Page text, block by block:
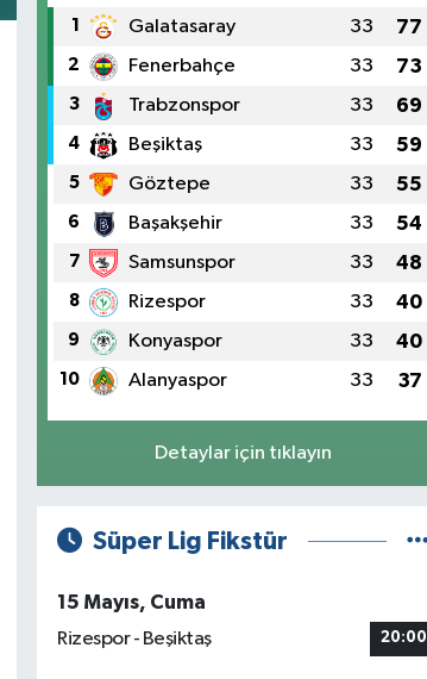
1 Galatasaray 33 77
2 Fenerbahçe 33 73
3 Trabzonspor 33 69
4 Beşiktaş 33 59
5 Göztepe 33 55
6 Başakşehir 33 54
7 Samsunspor 33 48
8 Rizespor 33 40
9 Konyaspor 33 40
10 Alanyaspor 33 37
Detaylar için tıklayın
Süper Lig Fikstür
15 Mayıs, Cuma
Rizespor - Beşiktaş
20:00